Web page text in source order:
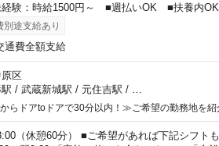
経験：時給1500円～ ■週払いOK ■扶養内
別途支給あり
通費全額支給
区
/ 武蔵新城駅 / 元住吉駅 /
らドアtoドアで30分以内！≫ご希望の勤務地を紹
（休憩60分） ■ご希望があれば下記シフト